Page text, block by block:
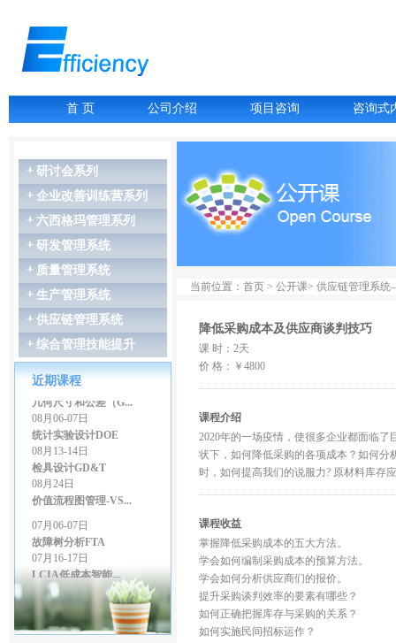
首 页 公司介绍 项目咨询 咨询式
研讨会系列
企业改善训练营系列
六西格玛管理系列
研发管理系统
质量管理系统
生产管理系统
供应链管理系统
综合管理技能提升
近期课程
07月06-07日
故障树分析FTA
07月16-17日
LCIA低成本智能...
07月27-28日
GD&T尺寸链公差叠...
07月27-28日
精益生产管理
08月03-04日
几何尺寸和公差（G...
08月06-07日
统计实验设计DOE
08月13-14日
检具设计GD&T
08月24日
价值流程图管理-VS...
07月06-07日
故障树分析FTA
07月16-17日
LCIA低成本智能...
07月27-28日
GD&T尺寸链公差叠...
07月27-28日
精益生产管理
08月03-04日
当前位置：首页 > 公开课> 供应链管理系
降低采购成本及供应商谈判技巧
课 时：2天
价 格：￥4800
课程介绍
2020年的一场疫情，使很多企业都面临
状下，如何降低采购的各项成本？如何
时，如何提高我们的说服力? 原材料库存
课程收益
掌握降低采购成本的五大方法。
学会如何编制采购成本的预算方法。
学会如何分析供应商们的报价。
提升采购谈判效率的要素有哪些？
如何正确把握库存与采购的关系？
如何实施民间招标运作？